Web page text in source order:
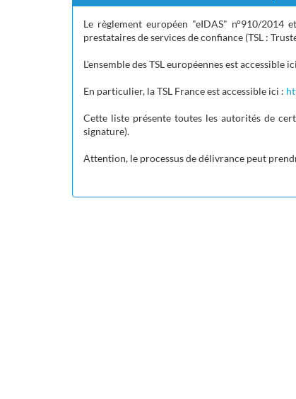
Le règlement européen "eIDAS" n°910/
prestataires de services de confiance (TSL :
L'ensemble des TSL européennes est accessible
En particulier, la TSL France est accessible ici :
Cette liste présente toutes les autorités de
signature).
Attention, le processus de délivrance peut